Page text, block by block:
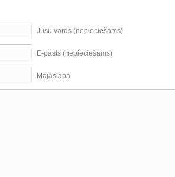
Jūsu vārds (nepieciešams)
E-pasts (nepieciešams)
Mājaslapa